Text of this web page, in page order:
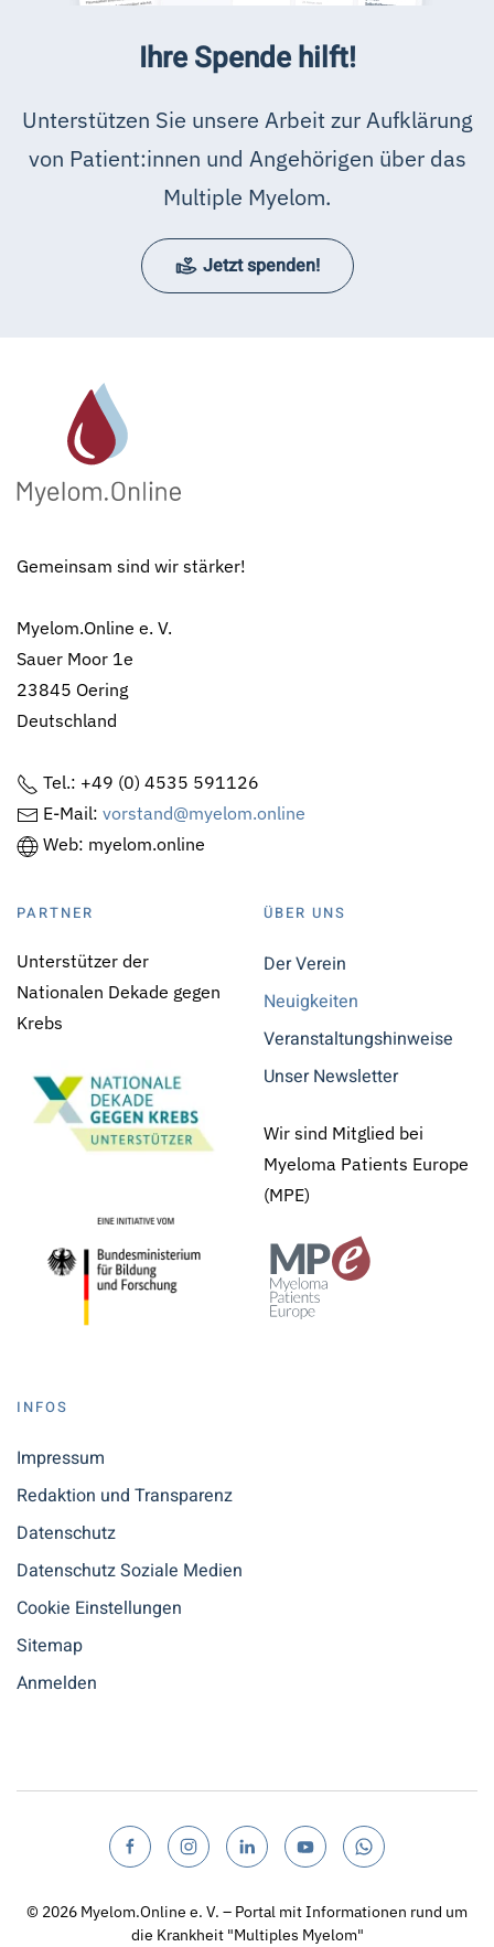
Ihre Spende hilft!
Unterstützen Sie unsere Arbeit zur Aufklärung
von Patient:innen und Angehörigen über das
Multiple Myelom.
Jetzt spenden!
Gemeinsam sind wir stärker!
Myelom.Online e. V.
Sauer Moor 1e
23845 Oering
Deutschland
Tel.: +49 (0) 4535 591126
E-Mail: vorstand@myelom.online
Web: myelom.online
PARTNER
Unterstützer der
Nationalen Dekade gegen
Krebs
ÜBER UNS
Der Verein
Neuigkeiten
Veranstaltungshinweise
Unser Newsletter
Wir sind Mitglied bei
Myeloma Patients Europe
(MPE)
INFOS
Impressum
Redaktion und Transparenz
Datenschutz
Datenschutz Soziale Medien
Cookie Einstellungen
Sitemap
Anmelden
© 2026 Myelom.Online e. V. – Portal mit Informationen rund um
die Krankheit "Multiples Myelom"